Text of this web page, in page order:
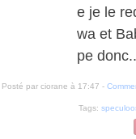
e je le
wa et
pe
Posté par ciorane à 17:47 -
Tags: